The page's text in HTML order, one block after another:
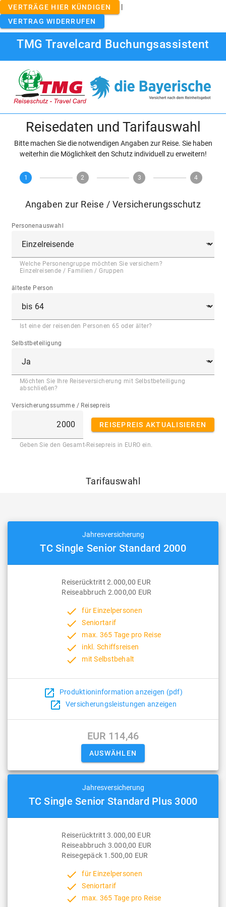
VERTRÄGE HIER KÜNDIGEN
|
VERTRAG WIDERRUFEN
TMG Travelcard Buchungsassistent
Reisedaten und Tarifauswahl
Bitte machen Sie die notwendigen Angaben zur Reise. Sie haben
weiterhin die Möglichkeit den Schutz individuell zu erweitern!
1 2 3 4
Angaben zur Reise / Versicherungsschutz
Personenauswahl
Welche Personengruppe möchten Sie versichern?
Einzelreisende / Familien / Gruppen
älteste Person
Ist eine der reisenden Personen 65 oder älter?
Selbstbeteiligung
Möchten Sie Ihre Reiseversicherung mit Selbstbeteiligung
abschließen?
Versicherungssumme / Reisepreis
REISEPREIS AKTUALISIEREN
Geben Sie den Gesamt-Reisepreis in EURO ein.
Tarifauswahl
Jahresversicherung
TC Single Senior Standard 2000
Reiserücktritt 2.000,00 EUR
Reiseabbruch 2.000,00 EUR
done für Einzelpersonen
done Seniortarif
done max. 365 Tage pro Reise
done inkl. Schiffsreisen
done mit Selbstbehalt
open_in_new Produktioninformation anzeigen (pdf)
open_in_new Versicherungsleistungen anzeigen
EUR 114,46
Jahresversicherung
TC Single Senior Standard Plus 3000
Reiserücktritt 3.000,00 EUR
Reiseabbruch 3.000,00 EUR
Reisegepäck 1.500,00 EUR
done für Einzelpersonen
done Seniortarif
done max. 365 Tage pro Reise